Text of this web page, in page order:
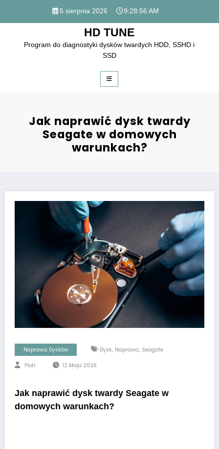
content
5 sierpnia 2026 9:28:56 AM
HD TUNE
Program do diagnostyki dysków twardych HDD, SSHD i
SSD
Jak naprawić dysk twardy
Seagate w domowych
warunkach?
Naprawa Dysków Dysk, Naprawa, Seagate
Piotr 12 Maja 2026
Jak naprawić dysk twardy Seagate w
domowych warunkach?